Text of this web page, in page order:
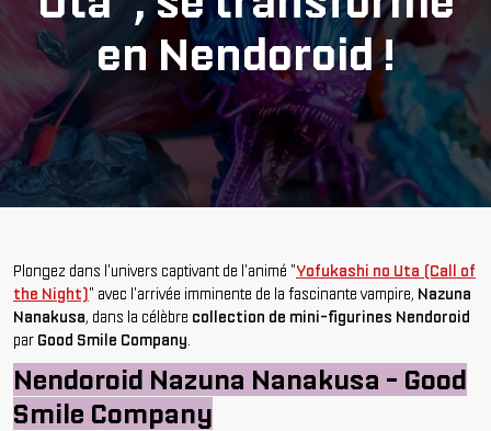
en Nendoroid !
Plongez dans l'univers captivant de l'animé "Yofukashi no Uta (Call of
the Night)" avec l'arrivée imminente de la fascinante vampire, Nazuna
Nanakusa, dans la célèbre collection de mini-figurines Nendoroid
par Good Smile Company.
Nendoroid Nazuna Nanakusa - Good
Smile Company